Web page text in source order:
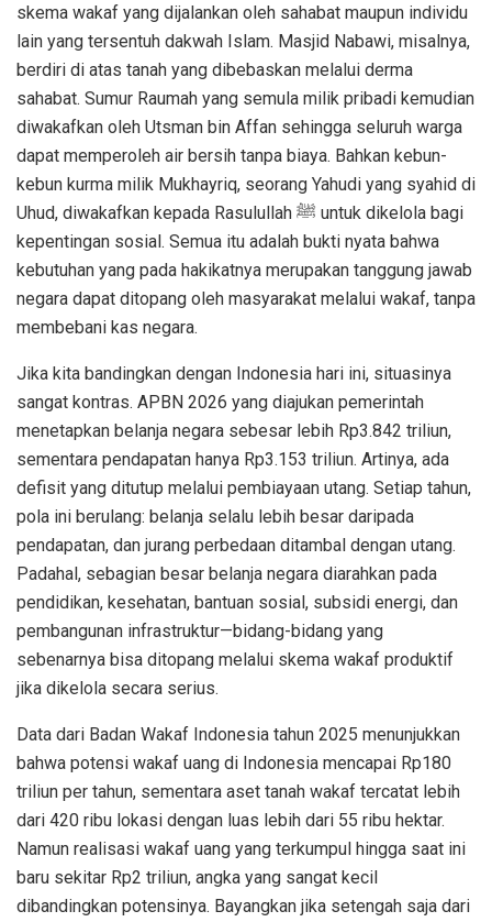
skema wakaf yang dijalankan oleh sahabat maupun individu
lain yang tersentuh dakwah Islam. Masjid Nabawi, misalnya,
berdiri di atas tanah yang dibebaskan melalui derma
sahabat. Sumur Raumah yang semula milik pribadi kemudian
diwakafkan oleh Utsman bin Affan sehingga seluruh warga
dapat memperoleh air bersih tanpa biaya. Bahkan kebun-
kebun kurma milik Mukhayriq, seorang Yahudi yang syahid di
Uhud, diwakafkan kepada Rasulullah ﷺ untuk dikelola bagi
kepentingan sosial. Semua itu adalah bukti nyata bahwa
kebutuhan yang pada hakikatnya merupakan tanggung jawab
negara dapat ditopang oleh masyarakat melalui wakaf, tanpa
membebani kas negara.
Jika kita bandingkan dengan Indonesia hari ini, situasinya
sangat kontras. APBN 2026 yang diajukan pemerintah
menetapkan belanja negara sebesar lebih Rp3.842 triliun,
sementara pendapatan hanya Rp3.153 triliun. Artinya, ada
defisit yang ditutup melalui pembiayaan utang. Setiap tahun,
pola ini berulang: belanja selalu lebih besar daripada
pendapatan, dan jurang perbedaan ditambal dengan utang.
Padahal, sebagian besar belanja negara diarahkan pada
pendidikan, kesehatan, bantuan sosial, subsidi energi, dan
pembangunan infrastruktur—bidang-bidang yang
sebenarnya bisa ditopang melalui skema wakaf produktif
jika dikelola secara serius.
Data dari Badan Wakaf Indonesia tahun 2025 menunjukkan
bahwa potensi wakaf uang di Indonesia mencapai Rp180
triliun per tahun, sementara aset tanah wakaf tercatat lebih
dari 420 ribu lokasi dengan luas lebih dari 55 ribu hektar.
Namun realisasi wakaf uang yang terkumpul hingga saat ini
baru sekitar Rp2 triliun, angka yang sangat kecil
dibandingkan potensinya. Bayangkan jika setengah saja dari